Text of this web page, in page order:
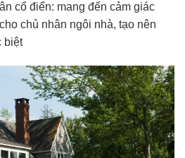
cổ điển: mang đến cảm giác
chủ nhân ngôi nhà, tạo nên
biệt